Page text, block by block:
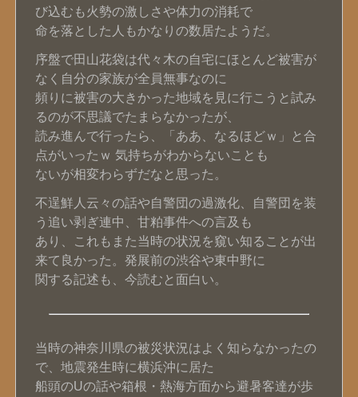
び込むも火勢の激しさや体力の消耗で
命を落とした人もかなりの数居たようだ。
序盤で田山花袋は代々木の自宅にほとんど被害が
なく自分の家族が全員無事なのに
頻りに被害の大きかった地域を見に行こうと試み
るのが不思議でたまらなかったが、
読み進んで行ったら、「ああ、なるほどｗ」と合
点がいったｗ 気持ちがわからないことも
ないが相変わらずだなと思った。
不逞鮮人云々の話や自警団の過激化、自警団を装
う追い剥ぎ連中、甘粕事件への言及も
あり、これもまた当時の状況を窺い知ることが出
来て良かった。発展前の渋谷や東中野に
関する記述も、今読むと面白い。
当時の神奈川県の被災状況はよく知らなかったの
で、地震発生時に横浜沖に居た
船頭のUの話や箱根・熱海方面から避暑客達が歩